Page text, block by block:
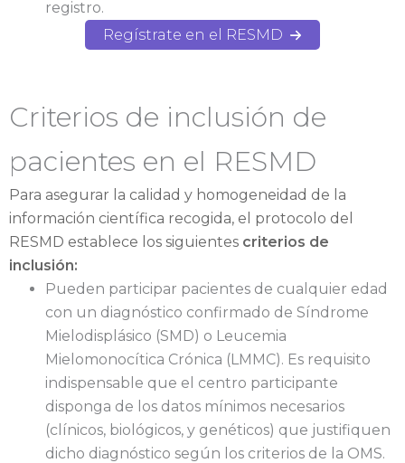
registro.
Regístrate en el RESMD
Criterios de inclusión de
pacientes en el RESMD
Para asegurar la calidad y homogeneidad de la
información científica recogida, el protocolo del
RESMD establece los siguientes criterios de
inclusión:
Pueden participar pacientes de cualquier edad
con un diagnóstico confirmado de Síndrome
Mielodisplásico (SMD) o Leucemia
Mielomonocítica Crónica (LMMC). Es requisito
indispensable que el centro participante
disponga de los datos mínimos necesarios
(clínicos, biológicos, y genéticos) que justifiquen
dicho diagnóstico según los criterios de la OMS.